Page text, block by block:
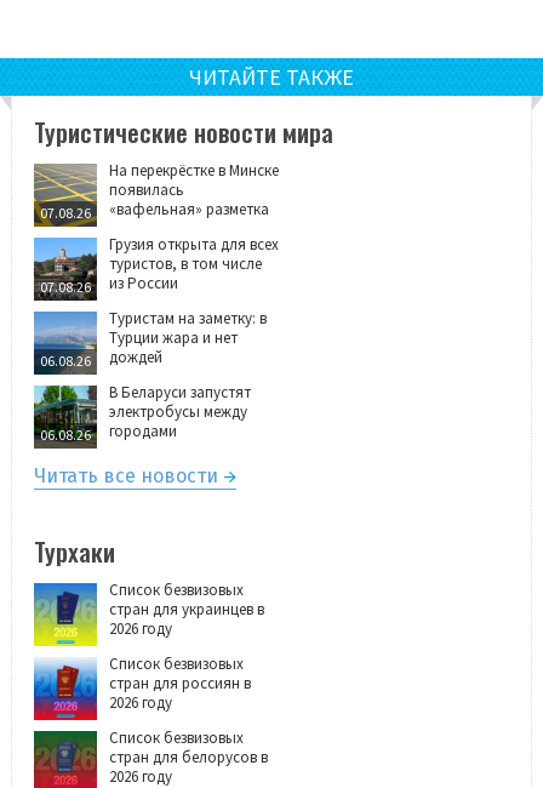
ЧИТАЙТЕ ТАКЖЕ
Туристические новости мира
07.08.26
На перекрёстке в Минске
появилась
«вафельная» разметка
07.08.26
Грузия открыта для всех
туристов, в том числе
из России
06.08.26
Туристам на заметку: в
Турции жара и нет
дождей
06.08.26
В Беларуси запустят
электробусы между
городами
Читать все новости
Турхаки
Список безвизовых
стран для украинцев в
2026 году
Список безвизовых
стран для россиян в
2026 году
Список безвизовых
стран для белорусов в
2026 году